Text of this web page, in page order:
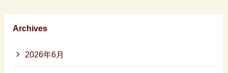
Archives
2026年6月